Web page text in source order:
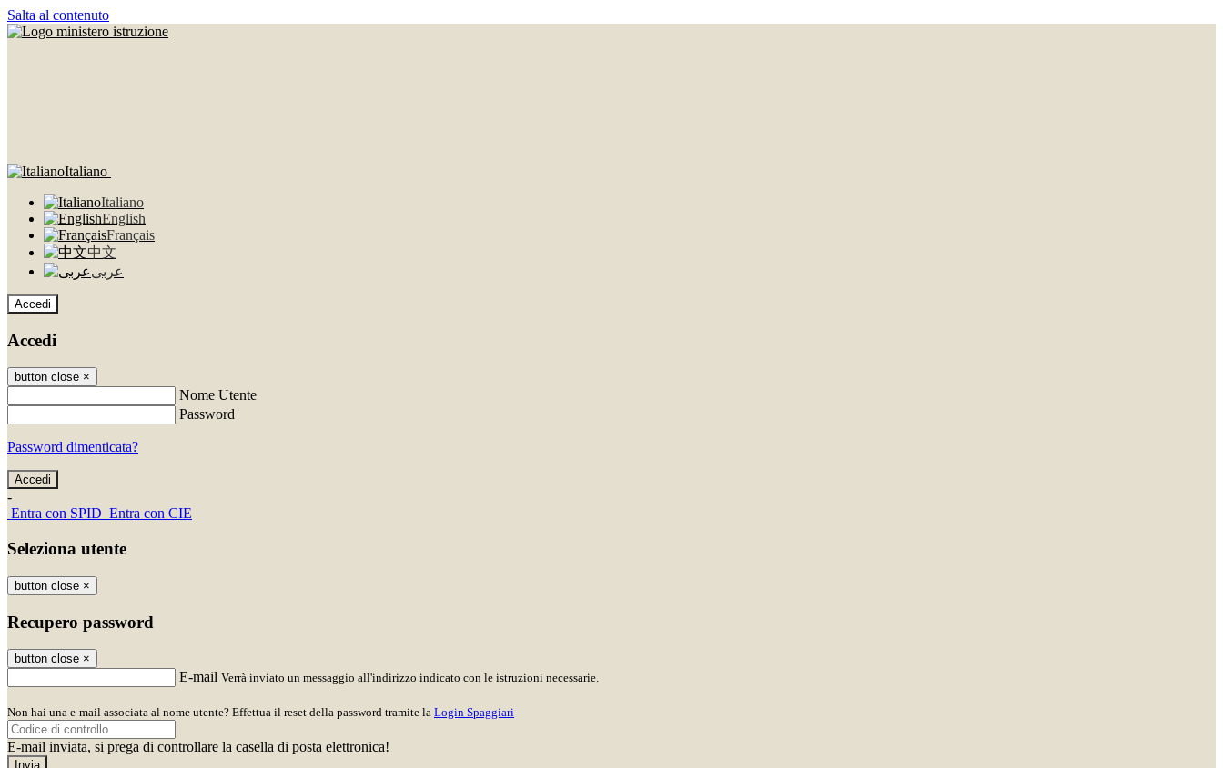
Salta al contenuto
Italiano
Italiano
English
Français
中文
عربى
Accedi
Accedi
button close ×
Nome Utente
Password
Password dimenticata?
-
Entra con SPID Entra con CIE
Seleziona utente
button close ×
Recupero password
button close ×
E-mail Verrà inviato un messaggio all'indirizzo indicato con le istruzioni necessarie.
Non hai una e-mail associata al nome utente? Effettua il reset della password tramite la Login Spaggiari
E-mail inviata, si prega di controllare la casella di posta elettronica!